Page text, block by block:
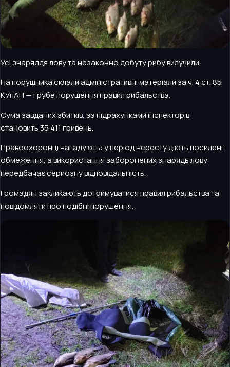
Усі знаряддя лову та незаконно добуту рибу вилучили.
На порушника склали адміністративні матеріали за ч. 4 ст. 85
КУпАП — грубе порушення правил рибальства.
Сума завданих збитків, за підрахунками інспекторів,
становить 35 411 гривень.
Правоохоронці нагадують: у період нересту діють посилені
обмеження, а використання заборонених знарядь лову
передбачає серйозну відповідальність.
Громадян закликають дотримуватися правил рибальства та
повідомляти про подібні порушення.